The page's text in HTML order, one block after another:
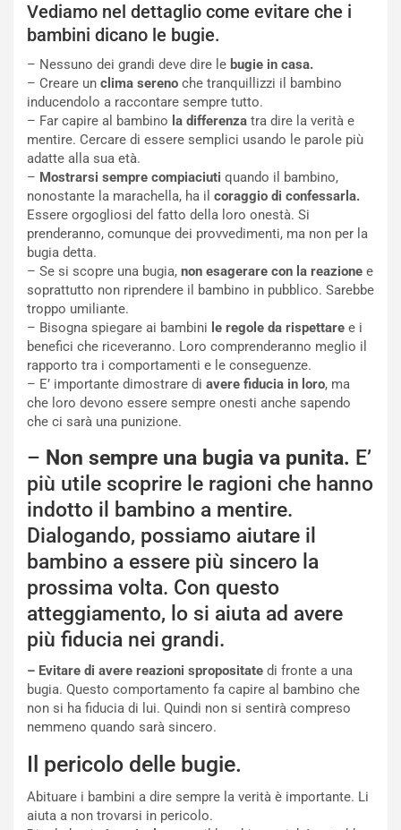
Vediamo nel dettaglio come evitare che i
bambini dicano le bugie.
– Nessuno dei grandi deve dire le bugie in casa.
– Creare un clima sereno che tranquillizzi il bambino
inducendolo a raccontare sempre tutto.
– Far capire al bambino la differenza tra dire la verità e
mentire. Cercare di essere semplici usando le parole più
adatte alla sua età.
– Mostrarsi sempre compiaciuti quando il bambino,
nonostante la marachella, ha il coraggio di confessarla.
Essere orgogliosi del fatto della loro onestà. Si
prenderanno, comunque dei provvedimenti, ma non per la
bugia detta.
– Se si scopre una bugia, non esagerare con la reazione e
soprattutto non riprendere il bambino in pubblico. Sarebbe
troppo umiliante.
– Bisogna spiegare ai bambini le regole da rispettare e i
benefici che riceveranno. Loro comprenderanno meglio il
rapporto tra i comportamenti e le conseguenze.
– E’ importante dimostrare di avere fiducia in loro, ma
che loro devono essere sempre onesti anche sapendo
che ci sarà una punizione.
– Non sempre una bugia va punita. E’
più utile scoprire le ragioni che hanno
indotto il bambino a mentire.
Dialogando, possiamo aiutare il
bambino a essere più sincero la
prossima volta. Con questo
atteggiamento, lo si aiuta ad avere
più fiducia nei grandi.
– Evitare di avere reazioni spropositate di fronte a una
bugia. Questo comportamento fa capire al bambino che
non si ha fiducia di lui. Quindi non si sentirà compreso
nemmeno quando sarà sincero.
Il pericolo delle bugie.
Abituare i bambini a dire sempre la verità è importante. Li
aiuta a non trovarsi in pericolo.